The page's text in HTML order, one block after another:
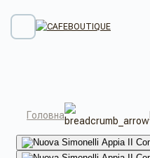
Головна